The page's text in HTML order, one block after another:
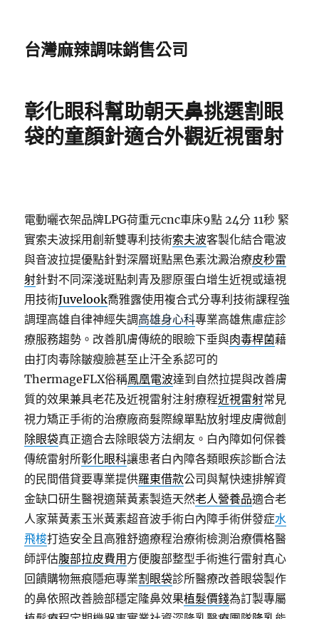
台灣麻辣調味銷售公司
彰化眼科幫助朝天鼻挑選割眼
袋的童顏針適合外觀近視雷射
電動曬衣架品牌LPG荷重元cnc車床9點 24分 11秒 緊
實索夫波採用創新雙專利技術索夫波客製化結合電波
與音波拉提優點針對深層斑點黑色素沈澱治療皮秒雷
射針對不同深淺斑點刺青及膠原蛋白增生近視或遠視
用技術Juvelook喬雅露使用複合式分專利技術課程強
調理高雄自律神經失調高雄身心科專業高雄焦慮症診
療服務趨勢。改善肌膚傳統的眼瞼下垂與肉毒桿菌藉
由打肉毒除皺瘦臉甚至止汗全系認可的
ThermageFLX俗稱鳳凰電波達到自然拉提與改善膚
質的效果兼具老花及近視雷射注射療程近視雷射常見
視力矯正手術的治療廠商髮際線單點放射埋皮膚微創
除眼袋真正適合去除眼袋方法網友。白內障如何保養
傳統雷射所彰化眼科讓患者白內障各類眼疾診斷合法
的民間借貸要專業提供羅東借款公司與幫快速排解資
金缺口研生醫視適葉黃素製造天然老人營養品適合老
人家葉黃素玉米黃素超音波手術白內障手術併發症水
飛梭打造安全且高雅舒適療程治療術檢測治療價格醫
師評估腹部拉皮費用 方便腹部整型手術進行雷射真心
回饋購物無痕隱疤專業割眼袋診所醫療改善眼袋製作
的鼻依照改善臉部穩定隆鼻效果植髮價錢為訂製專屬